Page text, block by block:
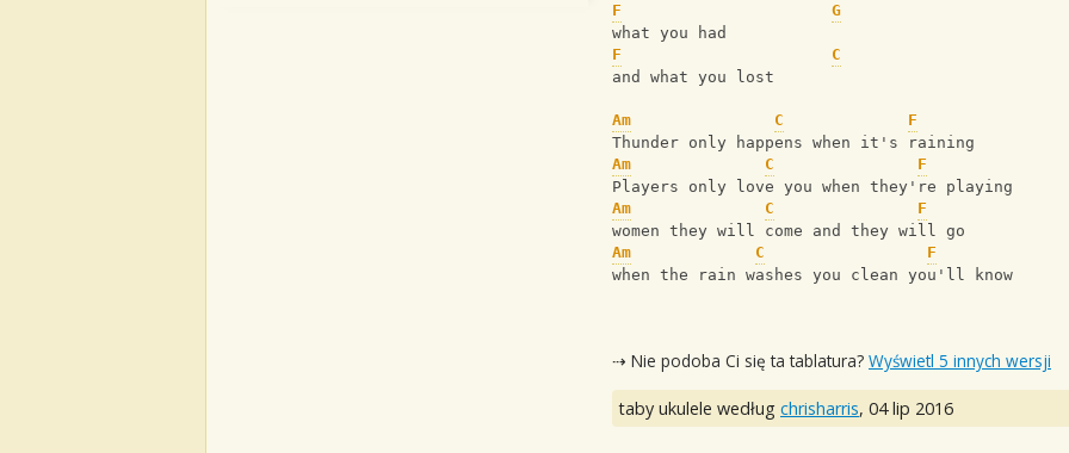
F
G
what you had
F
C
and what you lost
Am C
F
Thunder only happens when it's raining
Am
C
F
Players only love you when they're playing
Am
C
F
women they will come and they will go
Am
C
F
when the rain washes you clean you'll know
⇢ Nie podoba Ci się ta tablatura? Wyświetl 5 innych wersji
taby ukulele według chrisharris, 04 lip 2016